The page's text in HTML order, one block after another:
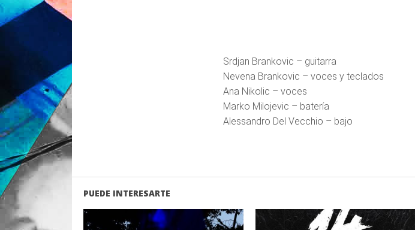
Srdjan Brankovic – guitarra
Nevena Brankovic – voces y teclados
Ana Nikolic – voces
Marko Milojevic – batería
Alessandro Del Vecchio – bajo
PUEDE INTERESARTE